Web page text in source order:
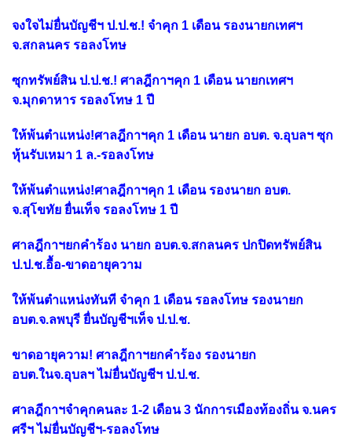
จงใจไม่ยื่นบัญชีฯ ป.ป.ช.! จำคุก 1 เดือน รองนายกเทศฯ
จ.สกลนคร รอลงโทษ
ซุกทรัพย์สิน ป.ป.ช.! ศาลฎีกาฯคุก 1 เดือน นายกเทศฯ
จ.มุกดาหาร รอลงโทษ 1 ปี
ให้พ้นตำแหน่ง!ศาลฎีกาฯคุก 1 เดือน นายก อบต. จ.อุบลฯ ซุก
หุ้นรับเหมา 1 ล.-รอลงโทษ
ให้พ้นตำแหน่ง!ศาลฎีกาฯคุก 1 เดือน รองนายก อบต.
จ.สุโขทัย ยื่นเท็จ รอลงโทษ 1 ปี
ศาลฎีกาฯยกคำร้อง นายก อบต.จ.สกลนคร ปกปิดทรัพย์สิน
ป.ป.ช.อื้อ-ขาดอายุความ
ให้พ้นตำแหน่งทันที จำคุก 1 เดือน รอลงโทษ รองนายก
อบต.จ.ลพบุรี ยื่นบัญชีฯเท็จ ป.ป.ช.
ขาดอายุความ! ศาลฎีกาฯยกคำร้อง รองนายก
อบต.ในจ.อุบลฯ ไม่ยื่นบัญชีฯ ป.ป.ช.
ศาลฎีกาฯจำคุกคนละ 1-2 เดือน 3 นักการเมืองท้องถิ่น จ.นคร
ศรีฯ ไม่ยื่นบัญชีฯ-รอลงโทษ